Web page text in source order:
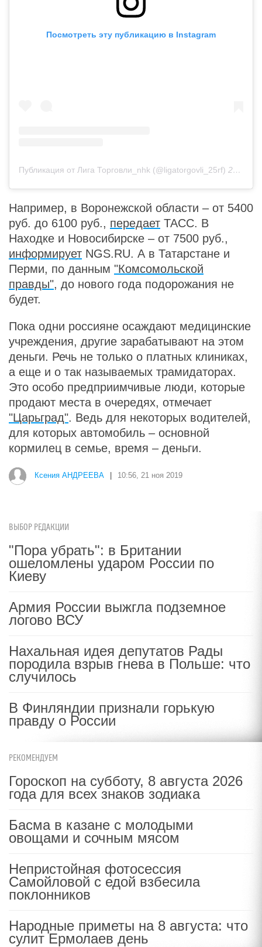
Посмотреть эту публикацию в Instagram
Публикация от Лига Торговли_nhk (@ligatorgovli_25rf) 20 Ноя 2019 в 4:40 PST
Например, в Воронежской области – от 5400
руб. до 6100 руб., передает ТАСС. В
Находке и Новосибирске – от 7500 руб.,
информирует NGS.RU. А в Татарстане и
Перми, по данным "Комсомольской
правды", до нового года подорожания не
будет.
Пока одни россияне осаждают медицинские
учреждения, другие зарабатывают на этом
деньги. Речь не только о платных клиниках,
а еще и о так называемых трамидаторах.
Это особо предприимчивые люди, которые
продают места в очередях, отмечает
"Царьград". Ведь для некоторых водителей,
для которых автомобиль – основной
кормилец в семье, время – деньги.
Ксения АНДРЕЕВА 10:56, 21 ноя 2019
ВЫБОР РЕДАКЦИИ
"Пора убрать": в Британии
ошеломлены ударом России по
Киеву
Армия России выжгла подземное
логово ВСУ
Нахальная идея депутатов Рады
породила взрыв гнева в Польше: что
случилось
В Финляндии признали горькую
правду о России
РЕКОМЕНДУЕМ
Гороскоп на субботу, 8 августа 2026
года для всех знаков зодиака
Басма в казане с молодыми
овощами и сочным мясом
Непристойная фотосессия
Самойловой с едой взбесила
поклонников
Народные приметы на 8 августа: что
сулит Ермолаев день